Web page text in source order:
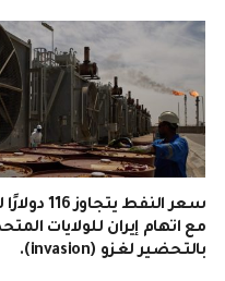
سعر النفط
مع اتهام إيران للولايات
بالتحضير لغزو (invasion).